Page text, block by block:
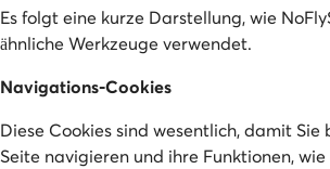
Es folgt eine kurze Darstellung, wie
ähnliche Werkzeuge verwendet.
Navigations-Cookies
Diese Cookies sind wesentlich, damit
Seite navigieren und ihre Funktionen,